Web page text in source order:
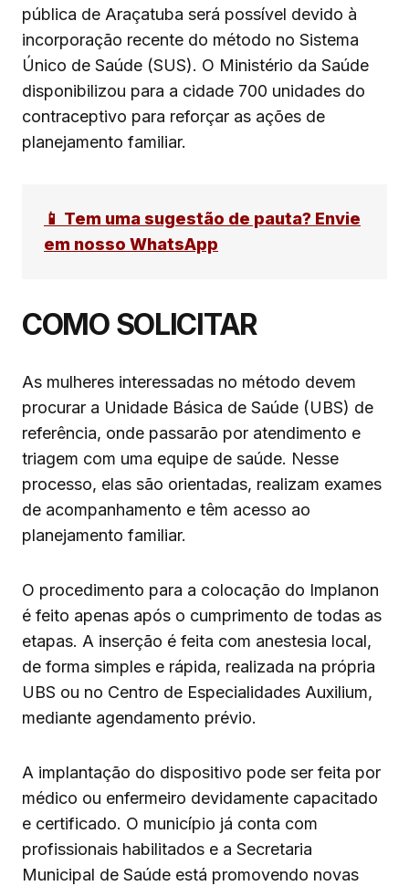
pública de Araçatuba será possível devido à
incorporação recente do método no Sistema
Único de Saúde (SUS). O Ministério da Saúde
disponibilizou para a cidade 700 unidades do
contraceptivo para reforçar as ações de
planejamento familiar.
📱 Tem uma sugestão de pauta? Envie
em nosso WhatsApp
COMO SOLICITAR
As mulheres interessadas no método devem
procurar a Unidade Básica de Saúde (UBS) de
referência, onde passarão por atendimento e
triagem com uma equipe de saúde. Nesse
processo, elas são orientadas, realizam exames
de acompanhamento e têm acesso ao
planejamento familiar.
O procedimento para a colocação do Implanon
é feito apenas após o cumprimento de todas as
etapas. A inserção é feita com anestesia local,
de forma simples e rápida, realizada na própria
UBS ou no Centro de Especialidades Auxilium,
mediante agendamento prévio.
A implantação do dispositivo pode ser feita por
médico ou enfermeiro devidamente capacitado
e certificado. O município já conta com
profissionais habilitados e a Secretaria
Municipal de Saúde está promovendo novas